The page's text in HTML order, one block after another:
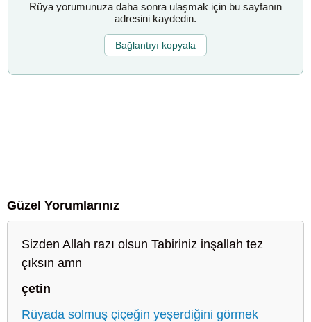
Rüya yorumunuza daha sonra ulaşmak için bu sayfanın
adresini kaydedin.
Bağlantıyı kopyala
Güzel Yorumlarınız
Sizden Allah razı olsun Tabiriniz inşallah tez
çıksın amn
çetin
Rüyada solmuş çiçeğin yeşerdiğini görmek